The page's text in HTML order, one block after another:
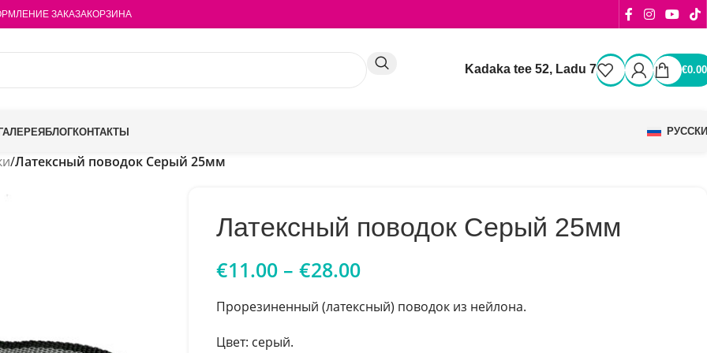
ЗАКАЗАКОРЗИНА
Kadaka tee 52, Ladu 7 €0.00
БЛОГКОНТАКТЫ
/Латексный поводок Серый 25мм
Латексный поводок Серый 25мм
€11.00 – €28.00
Прорезиненный (латексный) поводок из нейлона.
Цвет: серый.